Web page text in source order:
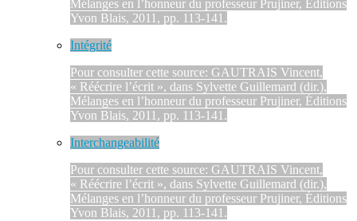
Mélanges en l’honneur du professeur Prujiner, Éditions
Yvon Blais, 2011, pp. 113-141.
Intégrité
Pour consulter cette source: GAUTRAIS Vincent,
« Réécrire l’écrit », dans Sylvette Guillemard (dir.),
Mélanges en l’honneur du professeur Prujiner, Éditions
Yvon Blais, 2011, pp. 113-141.
Interchangeabilité
Pour consulter cette source: GAUTRAIS Vincent,
« Réécrire l’écrit », dans Sylvette Guillemard (dir.),
Mélanges en l’honneur du professeur Prujiner, Éditions
Yvon Blais, 2011, pp. 113-141.